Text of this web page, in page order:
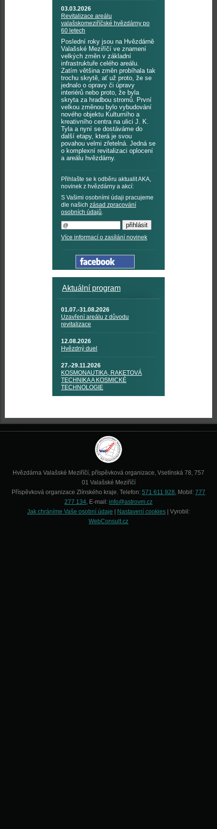
03.03.2026
Revitalizace areálu
valašskomeziříčské hvězdárny po
60 letech
Poslední roky jsou na Hvězdárně
Valašské Meziříčí ve znamení
velkých změn v základní
infrastruktuře celého areálu.
Zatím většina změn probíhala tak
trochu skrytě, ať už proto, že se
jednalo o opravy či úpravy
interiérů nebo proto, že byla
skryta za hradbou stromů. První
velkou změnou bylo vybudování
nového objektu Kulturního a
kreativního centra na ulici J. K.
Tyla a nyní se dostáváme do
další etapy, která je svou
povahou velmi zřetelná. Jedná se
o komplexní revitalizaci oplocení
a areálu hvězdárny.
Přihlašte se k odběru aktualit AKA,
novinek z hvězdárny a akcí:
S Vašimi osobními údaji pracujeme
dle našich zásad zpracování
osobních údajů.
Více informací o zasílání novinek
Aktuální program
01.07.-31.08.2026
Uzavření areálu z důvodu
revitalizace
12.08.2026
Hvězdný duel
27.-29.11.2026
KOSMONAUTIKA, RAKETOVÁ
TECHNIKA A KOSMICKÉ
TECHNOLOGIE
Hvězdárna Valašské Meziříčí, příspěvková organizace, Vsetínská 78, 757
01 Valašské Meziříčí
Příspěvková organizace Zlínského kraje. Telefon: 571 611 928, Mobil: 777
277 134, E-mail: info@astrovm.cz
Jak chráníme Vaše osobní údaje | Nastavení cookies | Vyrobil:
WebConsult.cz